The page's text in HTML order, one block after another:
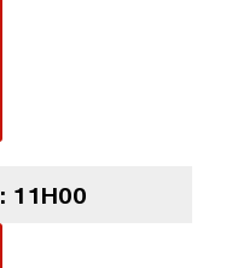
11H00